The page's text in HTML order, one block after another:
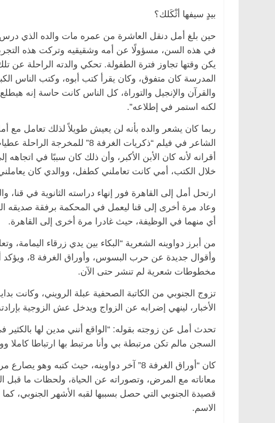
بيدٍ سيفها أثْكَلك؟
حين بلغ أمل دنقل العاشرة من عمره مات والده الذي درس
في هذه السن، مسؤولًا عن أمه وشقيقيه وتركت هذه
يكن وقتها تجاوز فترة الطفولة. تحكي والدته الراحلة عن
المدرسة كان متفوق، وكان يقرأ كتب أبوه، وكتب الناس
والقرآن والإنجيل والتوراة، كل الناس كانت حاسة إنه
لكنه استمر في إطلاعه”.
ربما كان يشعر والده بأنه لن يعيش طويلاً لذلك تعامل
الشاعر في فيلم “ذكريات الغرفة
أقرانه لأنه كان الأبن الأكبر، وأن ذلك كان سببًا في
خلال الكتب، أمي كانت تعاملني كطفل، ووالدي كان يعاملني
ارتحل أمل إلى القاهرة فور إنهاء دراسته الثانوية في قنا،
وعاد مرة أخرى إلى قنا ليعمل في المحكمة برفقة صديقه
أي منهما في الوظيفة، حيث غادرا مرة أخرى إلى القاهرة.
من أبرز دواوينه الشعرية “البكاء بين يدي زرقاء اليمامة،
وأقوال جديدة
مخطوطات شعرية لم تنشر حتى الآن.
تزوج الجنوبي من الكاتبة الصحفية عبلة الرويني، وكانت
الأخبار، لينهي إضرابه عن الزواج ويدخل عش الزوجية
تحدث أمل عن زوجته بقوله: “الواقع أنني مدين لها بالكثير
السجن مالم تكن مرتبطة بي وأنا مرتبط بها ارتباطا كاملا
كان “أوراق الغرفة 8” آخر دواوينه، حيث
معاناته مع المرض، وتصوراته عن الحياة، ولحظات ما قبل
قصيدة الجنوبي التي حصل بسببها لقبه الأشهر الجنوبي،
الاسم.
الرئيسية مصر ناس وناس
في ذكرى رحيله.. د. نور
26 يناير، 2026
ناس وناس
د. عبدالخالق فاروق.. خبير اقتصادي
يحتفل بذكرى ميلاده وحيداً على أبواب